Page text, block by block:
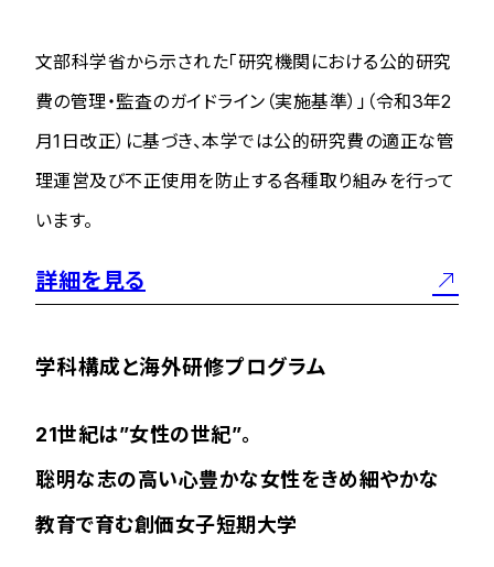
文部科学省から示された「研究機関における公的研究
費の管理・監査のガイドライン（実施基準）」（令和3年2
月1日改正）に基づき、本学では公的研究費の適正な管
理運営及び不正使用を防止する各種取り組みを行って
います。
詳細を見る
学科構成と海外研修プログラム
21世紀は”女性の世紀”。
聡明な志の高い心豊かな女性をきめ細やかな
教育で育む創価女子短期大学